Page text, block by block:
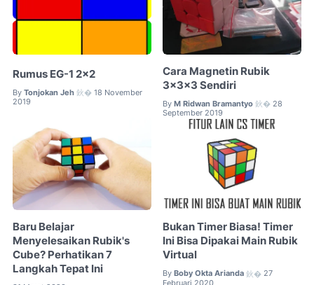
Rumus EG-1 2x2
By Tonjokan Jeh 鈥� 18 November
2019
Cara Magnetin Rubik
3x3x3 Sendiri
By M Ridwan Bramantyo 鈥� 28
September 2019
Baru Belajar
Menyelesaikan Rubik's
Cube? Perhatikan 7
Langkah Tepat Ini
Bukan Timer Biasa! Timer
Ini Bisa Dipakai Main Rubik
Virtual
By Boby Okta Arianda 鈥� 27
Februari 2020